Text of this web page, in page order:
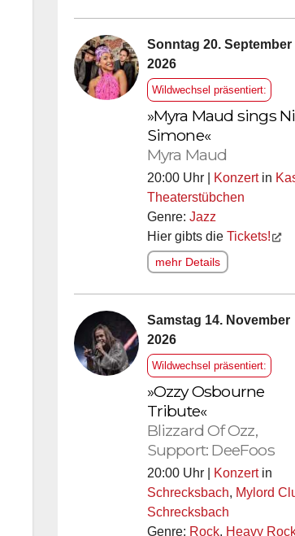
Sonntag 20. September
2026
Wildwechsel präsentiert:
»Myra Maud sings
Simone«
Myra Maud
20:00 Uhr | Konzertin
Theaterstübchen
Genre: Jazz
Hier gibts die Tickets!
mehr Details
Samstag 14. November
2026
Wildwechsel präsentiert:
»Ozzy Osbourne
Tribute«
Blizzard Of Ozz,
Support: DeeFoos
20:00 Uhr | Konzertin
Schrecksbach, Mylord
Schrecksbach
Genre: Rock, Heavy